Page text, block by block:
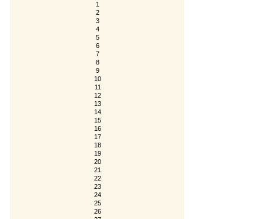
1
2
3
4
5
6
7
8
9
10
11
12
13
14
15
16
17
18
19
20
21
22
23
24
25
26